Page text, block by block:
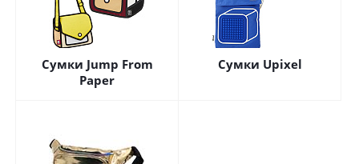
Сумки Jump From
Paper
Сумки Upixel